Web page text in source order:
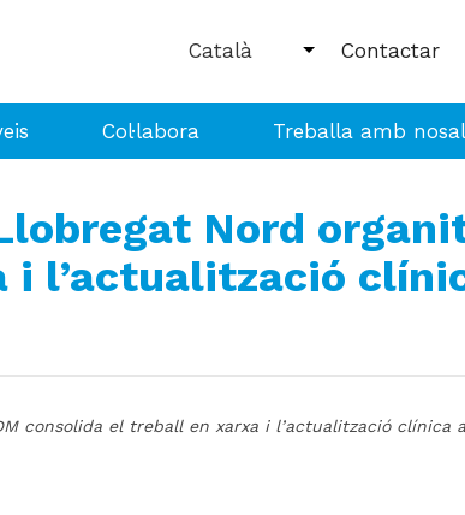
Contactar
Col·labora Treballa amb
Nord
i l’actualització
consolida el treball en xarxa i l’actualització clínica